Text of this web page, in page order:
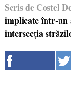
Scris de Costel
implicate într-un
intersecția